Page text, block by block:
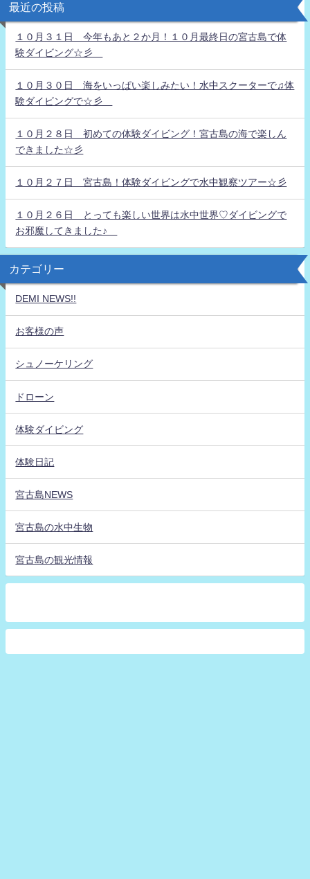
最近の投稿
１０月３１日 今年もあと２か月！１０月最終日の宮古島で体
験ダイビング☆彡
１０月３０日 海をいっぱい楽しみたい！水中スクーターで♫体
験ダイビングで☆彡
１０月２８日 初めての体験ダイビング！宮古島の海で楽しん
できました☆彡
１０月２７日 宮古島！体験ダイビングで水中観察ツアー☆彡
１０月２６日 とっても楽しい世界は水中世界♡ダイビングで
お邪魔してきました♪
カテゴリー
DEMI NEWS!!
お客様の声
シュノーケリング
ドローン
体験ダイビング
体験日記
宮古島NEWS
宮古島の水中生物
宮古島の観光情報